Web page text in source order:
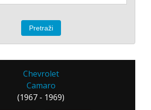
Chevrolet
Camaro
(1967 - 1969)